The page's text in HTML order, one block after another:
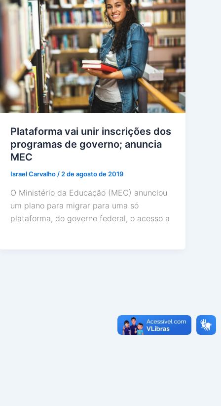
Plataforma vai unir inscrições dos
programas de governo; anuncia
MEC
Israel Carvalho/2 de agosto de 2019
O Ministério da Educação (MEC) anunciou
um plano para migrar para uma só
plataforma, do governo federal, o acesso a